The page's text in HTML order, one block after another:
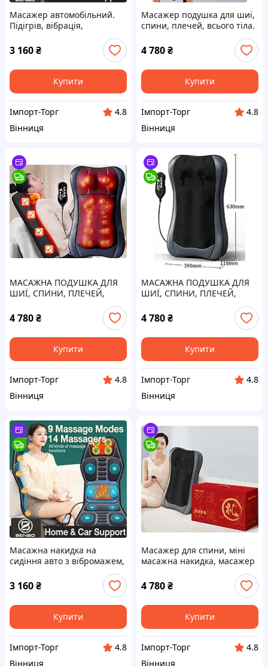
Масажер автомобільний.
Підігрів, вібрація,
Преміум якість!
3 160₴
Купити
Імпорт-Торг
4.8
Вінниця
Масажер подушка для шиї,
спини, плечей, всього тіла.
Збільшені масажні ролики
для шиї!
4 780₴
Купити
Імпорт-Торг
4.8
Вінниця
МАСАЖНА ПОДУШКА ДЛЯ
ШИЇ, СПИНИ, ПЛЕЧЕЙ,
ПОДУШКА ДЛЯ ТІЛА
4 780₴
Купити
Імпорт-Торг
4.8
Вінниця
МАСАЖНА ПОДУШКА ДЛЯ
ШИЇ, СПИНИ, ПЛЕЧЕЙ,
ПОДУШКА ДЛЯ ТІЛА
4 780₴
Купити
Імпорт-Торг
4.8
Вінниця
Масажна накидка на
сидіння авто з вібромажем,
підігрівом, масажем шиї.
3 160₴
Купити
Імпорт-Торг
4.8
Вінниця
Масажер для спини, міні
масажна накидка, масажер
попереку
4 780₴
Купити
Імпорт-Торг
4.8
Вінниця